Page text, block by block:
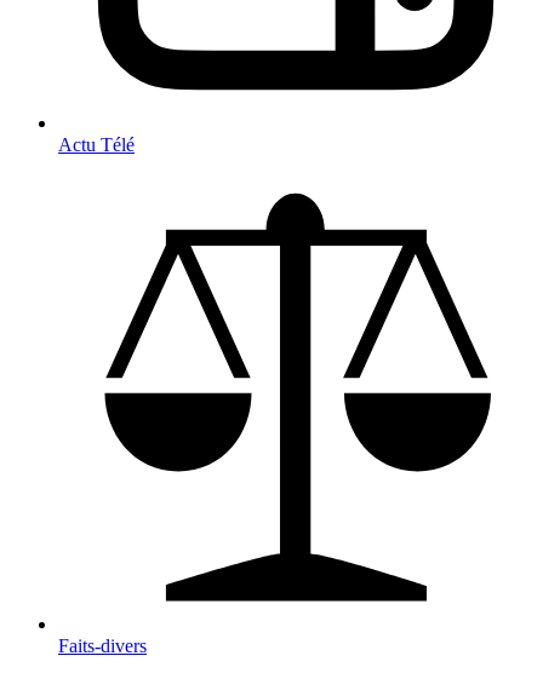
Actu Télé
Faits-divers